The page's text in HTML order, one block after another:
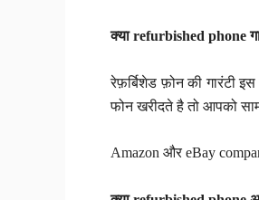
क्या refurbished phone
रेफ़र्बिशेड फ़ोन की गारंटी
फोन खरीदते है तो आपको
Amazon और eBay